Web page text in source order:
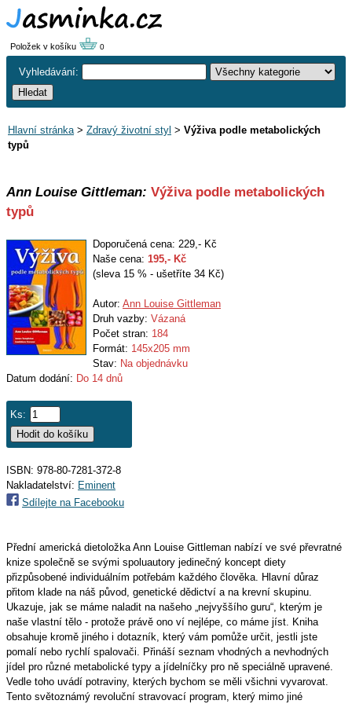
Položek v košíku 0
Vyhledávání:
Hlavní stránka> Zdravý životní styl > Výživa podle metabolických
typů
Ann Louise Gittleman: Výživa podle metabolických
typů
Doporučená cena: 229,- Kč
Naše cena: 195,- Kč
(sleva 15 % - ušetříte 34 Kč)
Autor: Ann Louise Gittleman
Druh vazby: Vázaná
Počet stran: 184
Formát: 145x205 mm
Stav: Na objednávku
Datum dodání: Do 14 dnů
Ks:
ISBN: 978-80-7281-372-8
Nakladatelství: Eminent
Sdílejte na Facebooku
Přední americká dietoložka Ann Louise Gittleman nabízí ve své převratné
knize společně se svými spoluautory jedinečný koncept diety
přizpůsobené individuálním potřebám každého člověka. Hlavní důraz
přitom klade na náš původ, genetické dědictví a na krevní skupinu.
Ukazuje, jak se máme naladit na našeho „nejvyššího guru“, kterým je
naše vlastní tělo - protože právě ono ví nejlépe, co máme jíst. Kniha
obsahuje kromě jiného i dotazník, který vám pomůže určit, jestli jste
pomalí nebo rychlí spalovači. Přináší seznam vhodných a nevhodných
jídel pro různé metabolické typy a jídelníčky pro ně speciálně upravené.
Vedle toho uvádí potraviny, kterých bychom se měli všichni vyvarovat.
Tento světoznámý revoluční stravovací program, který mimo jiné